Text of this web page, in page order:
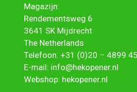
Magazijn:
Rendementsweg 6
3641 SK Mijdrecht
The Netherlands
Telefoon:+31 (0)20 – 4899
E-mail: info@hekopener.nl
Webshop: hekopener.nl